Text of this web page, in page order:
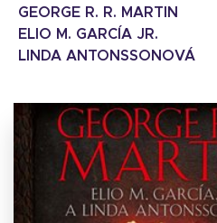
GEORGE R. R. MARTIN
ELIO M. GARCÍA JR.
LINDA ANTONSSONOVÁ